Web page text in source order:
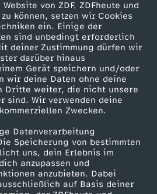
von ZDF, ZDFheute und
können, setzen wir Cookies
ein. Einige der
sind unbedingt erforderlich
deiner Zustimmung dürfen wir
darüber hinaus
Gerät speichern und/oder
wir deine Daten ohne deine
Dritte weiter, die nicht unsere
sind. Wir verwenden deine
Zwecken.
Datenverarbeitung
Speicherung von bestimmten
uns, dein Erlebnis im
anzupassen und
anzubieten. Dabei
auf Basis deiner
Service
ZDFmitreden
Kontakt zum ZDF
Tickets
Zuschauerservice
Hilfe